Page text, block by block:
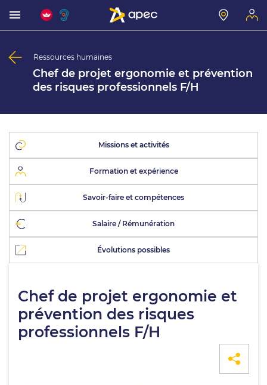
Ressources humaines
Chef de projet ergonomie et prévention
des risques professionnels F/H
Missions et activités
Formation et expérience
Savoir-faire et compétences
Salaire / Rémunération
Évolutions possibles
Chef de projet ergonomie et
prévention des risques
professionnels F/H